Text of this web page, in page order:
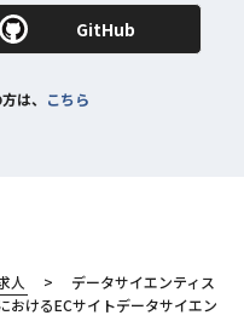
GitHub
は、 こちら
人
データサイエンティス
おけるECサイトデータサイエン